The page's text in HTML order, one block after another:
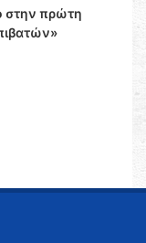
στην πρώτη